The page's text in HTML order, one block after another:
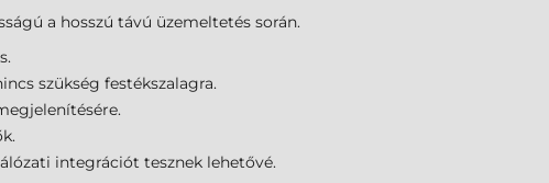
a hosszú távú üzemeltetés során.
szükség festékszalagra.
integrációt tesznek lehetővé.